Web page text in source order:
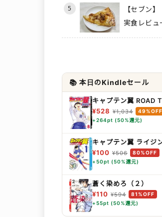
5
【セブン
実食レビュ
📚 本日のKindleセール
キャプテン翼 ROAD
¥528 ¥1,034
49%OFF
+264pt (50%還元)
キャプテン翼 ライジ
¥100 ¥506
80%OFF
+50pt (50%還元)
蒼く染めろ（２）
¥110 ¥594
81%OFF
+55pt (50%還元)